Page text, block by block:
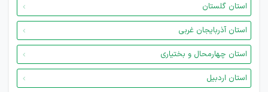
استان گلستان
استان آذربایجان غربی
استان چهارمحال و بختیاری
استان اردبیل